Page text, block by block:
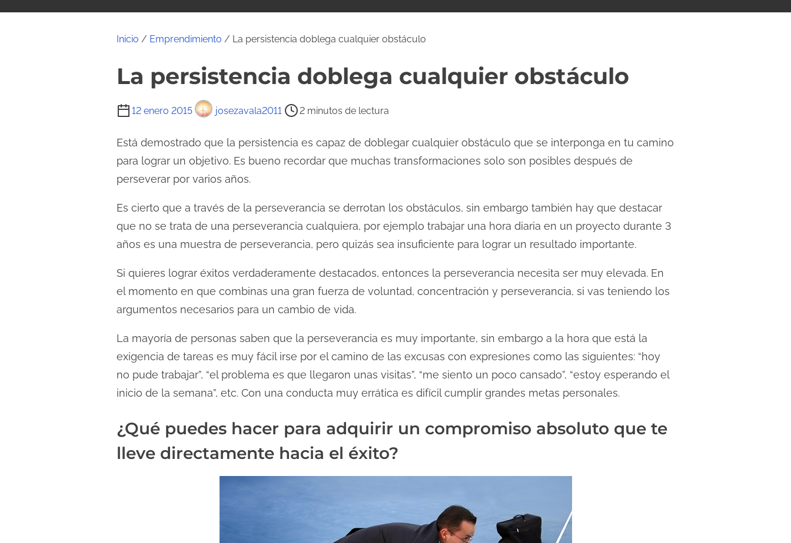
Inicio / Emprendimiento / La persistencia doblega cualquier obstáculo
La persistencia doblega cualquier obstáculo
12 enero 2015 josezavala2011
T
e
m
d
e
c
t
u
a
d
e
l
n
2 minutos de lectura
Está demostrado que la persistencia es capaz de doblegar cualquier obstáculo que se interponga en tu camino
para lograr un objetivo. Es bueno recordar que muchas transformaciones solo son posibles después de
perseverar por varios años.
Es cierto que a través de la perseverancia se derrotan los obstáculos, sin embargo también hay que destacar
que no se trata de una perseverancia cualquiera, por ejemplo trabajar una hora diaria en un proyecto durante 3
años es una muestra de perseverancia, pero quizás sea insuficiente para lograr un resultado importante.
Si quieres lograr éxitos verdaderamente destacados, entonces la perseverancia necesita ser muy elevada. En
el momento en que combinas una gran fuerza de voluntad, concentración y perseverancia, si vas teniendo los
argumentos necesarios para un cambio de vida.
La mayoría de personas saben que la perseverancia es muy importante, sin embargo a la hora que está la
exigencia de tareas es muy fácil irse por el camino de las excusas con expresiones como las siguientes: “hoy
no pude trabajar”, “el problema es que llegaron unas visitas”, “me siento un poco cansado”, “estoy esperando el
inicio de la semana”, etc. Con una conducta muy errática es difícil cumplir grandes metas personales.
¿Qué puedes hacer para adquirir un compromiso absoluto que te
lleve directamente hacia el éxito?